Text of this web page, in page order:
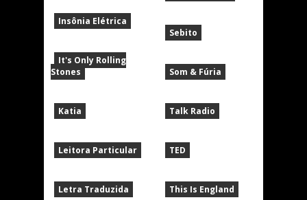
Insônia Elétrica
It's Only Rolling
Stones
Katia
Leitora Particular
Letra Traduzida
Sebito
Som & Fúria
Talk Radio
TED
This Is England